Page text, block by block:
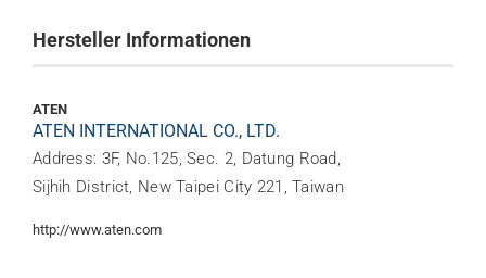
Hersteller Informationen
ATEN
ATEN INTERNATIONAL CO., LTD.
Address: 3F, No.125, Sec. 2, Datung Road,
Sijhih District, New Taipei City 221, Taiwan
http://www.aten.com